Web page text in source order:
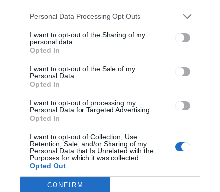
Personal Data Processing Opt Outs
I want to opt-out of the Sharing of my
personal data.
Opted In
I want to opt-out of the Sale of my
Personal Data.
Opted In
I want to opt-out of processing my
Personal Data for Targeted Advertising.
Opted In
I want to opt-out of Collection, Use,
Retention, Sale, and/or Sharing of my
Personal Data that Is Unrelated with the
Purposes for which it was collected.
Opted Out
CONFIRM
műanyag
betiltását
szabályozó
rvezetet
sepsiszentg
Erzsébet
sétányon
Ez is érdekelheti
HÍRLISTA
Kikérik a szülők véleményét
az oktatási
törvénytervezetről